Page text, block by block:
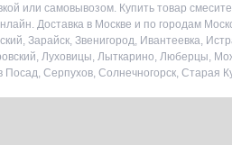
или самовывозом. Купить товар
Доставка в Москве и по городам
Зарайск, Звенигород, Ивантеевка,
Луховицы, Лыткарино, Люберцы,
Серпухов, Солнечногорск,